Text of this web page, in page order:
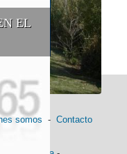
EL
somos - Contacto